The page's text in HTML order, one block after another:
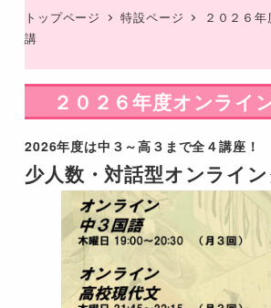
トップページ 特設ページ
２０２６
講
２０２６年度オンライ
2026年度は中３～高３まで全４講座！
少人数・対話型オンライ